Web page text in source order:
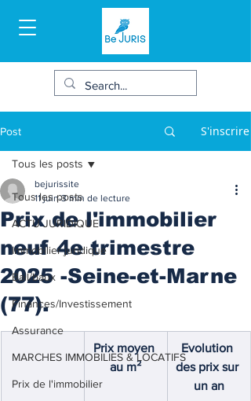
Post S'inscrire
Tous les posts
ACTU JURIDIQUE
Immobilier juridique
Bail/baux
Finances/Investissement
Assurance
MARCHES IMMOBILIES & LOCATIFS
Prix de l'immobilier
Tous les posts
Prix de l'immobilier
neuf 4e trimestre
2025 -Seine-et-Marne
(77).
bejurissite
11 juin 3 min de lecture
Prix moyen
au m²
Evolution
des prix sur
un an